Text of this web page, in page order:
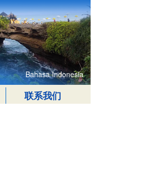
Bahasa Indonesia
联系我们